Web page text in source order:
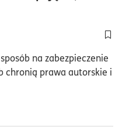
czytania5minuty
na zabezpieczenie
chronią prawa autorskie i